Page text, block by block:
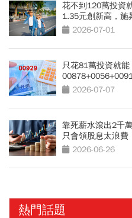
花不到120萬投資
1.35元創新高，施
2026-07-01
只花81萬投資就
能「少花30萬本金
2026-07-07
靠死薪水滾出2千
只會領股息太浪費
2026-06-26
熱門話題